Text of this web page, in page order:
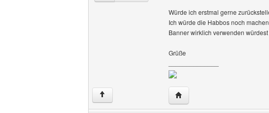
Würde ich erstmal gerne
Ich würde die Habbos noch
Banner wirklich verwenden
Grüße
↑ Website dieses Benutzers